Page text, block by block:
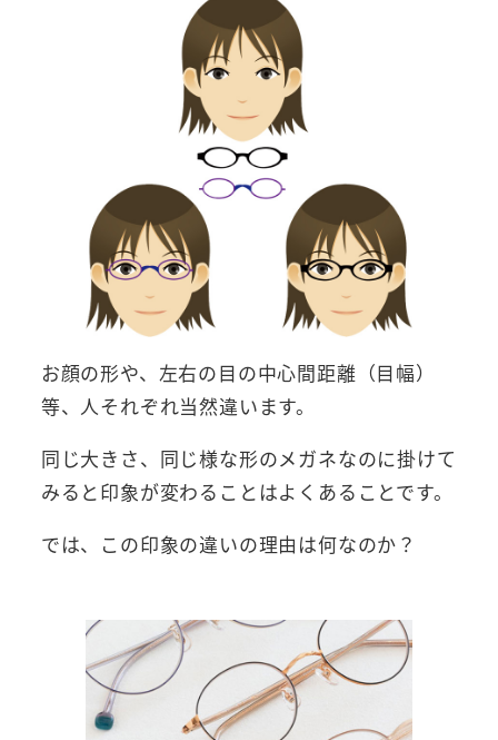
お顔の形や、左右の目の中心間距離（目幅）
等、人それぞれ当然違います。
同じ大きさ、同じ様な形のメガネなのに掛けて
みると印象が変わることはよくあることです。
では、この印象の違いの理由は何なのか？